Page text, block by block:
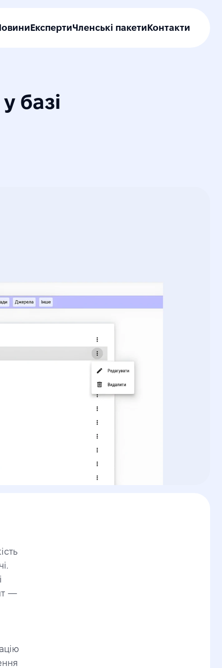
ЕкспертиЧленські пакетиКонтакти
базі
—